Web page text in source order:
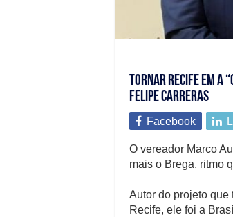
Tornar Recife em a
Felipe Carreras
Facebook
O vereador Marco
mais o Brega, ritmo
Autor do projeto
Recife, ele foi a